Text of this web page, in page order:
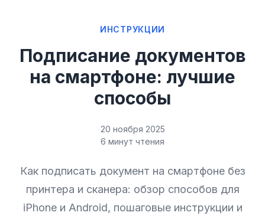
ИНСТРУКЦИИ
Подписание документов
на смартфоне: лучшие
способы
20 ноября 2025
6 минут чтения
Как подписать документ на смартфоне без
принтера и сканера: обзор способов для
iPhone и Android, пошаговые инструкции и